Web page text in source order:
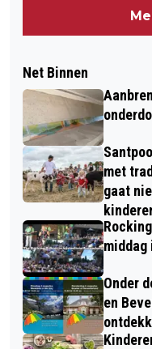
Net Binnen
met
gaat
Onder
en